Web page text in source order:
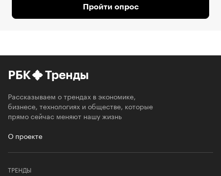
Пройти опрос
РБК Тренды
Рассказываем о трендах в экономике,
бизнесе, технологиях и обществе, которые
прямо сейчас меняют нашу жизнь
О проекте
ТРЕНДЫ